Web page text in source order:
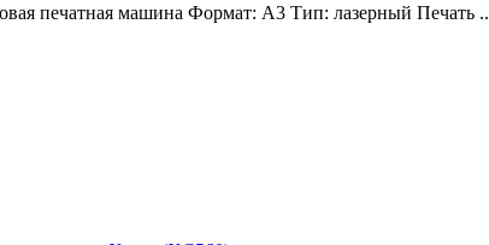
печатная машина Формат: A3 Тип: лазерный Печать ..